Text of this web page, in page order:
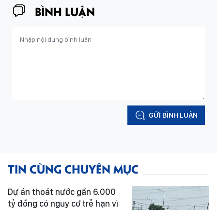
BÌNH LUẬN
GỬI BÌNH LUẬN
TIN CÙNG CHUYÊN MỤC
Dự án thoát nước gần 6.000
tỷ đồng có nguy cơ trễ hạn vì